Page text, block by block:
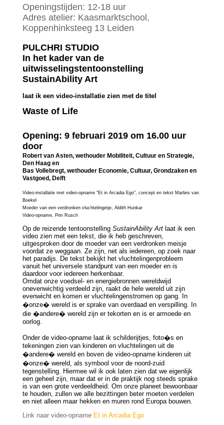
Openingstijden: 12-18 uur
Adres atelier: Kaasmarktschool,
Koppenhinksteeg 13 Leiden
PULCHRI STUDIO
In het kader van de
uitwisselingstentoonstelling
SustainAbility Art
laat ik een video-installatie zien met de titel
Waste of Life
Opening: 9 februari 2019 om 16.00 uur
door
Robert van Asten, wethouder Mobiliteit, Cultuur en Strategie,
Den Haag en
Bas Vollebregt, wethouder Economie, Cultuur, Grondzaken en
Vastgoed, Delft
Video-installatie met video-opname "Et in Arcadia Ego", concept en tekst Marlies van
Boekel
Moeder van een verdronken vluchtelingetje, Aldith Hunkar
Video-opname, Pim Rusch
Op de reizende tentoonstelling SustainAbility Art laat ik een
video zien met een tekst, die ik heb geschreven,
uitgesproken door de moeder van een verdronken meisje
voordat ze weggaan. Ze zijn, net als iedereen, op zoek naar
het paradijs. De tekst bekijkt het vluchtelingenprobleem
vanuit het universele standpunt van een moeder en is
daardoor voor iedereen herkenbaar.
Omdat onze voedsel- en energiebronnen wereldwijd
onevenwichtig verdeeld zijn, raakt de hele wereld uit zijn
evenwicht en komen er vluchtelingenstromen op gang. In
�onze� wereld is er sprake van overdaad en verspilling. In
die �andere� wereld zijn er tekorten en is er armoede en
oorlog.
Onder de video-opname laat ik schilderijtjes, foto�s en
tekeningen zien van kinderen en vluchtelingen uit de
�andere� wereld en boven de video-opname kinderen uit
�onze� wereld, als symbool voor de noord-zuid
tegenstelling. Hiermee wil ik ook laten zien dat we eigenlijk
een geheel zijn, maar dat er in de praktijk nog steeds sprake
is van een grote verdeeldheid. Om onze planeet bewoonbaar
te houden, zullen we alle bezittingen beter moeten verdelen
en niet alleen maar hekken en muren rond Europa bouwen.
Link naar video-opname Et in Arcadia Ego